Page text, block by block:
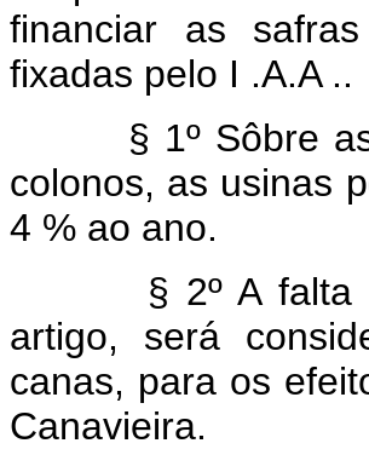
financiar as
fixadas pelo I .A.A ..
§ 1º Sôbre as
colonos, as usinas
4 % ao ano.
§ 2º A falta de
artigo, será
canas, para os
Canavieira.